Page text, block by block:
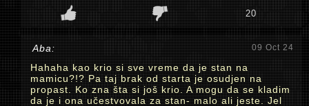
20
Aba: 09 Oct 24
Hahaha kao krio si sve vreme da je stan na
mamicu?!? Pa taj brak od starta je osudjen na
propast. Ko zna šta si još krio. A mogu da se kladim
da je i ona učestvovala za stan- malo ali jeste. Jel